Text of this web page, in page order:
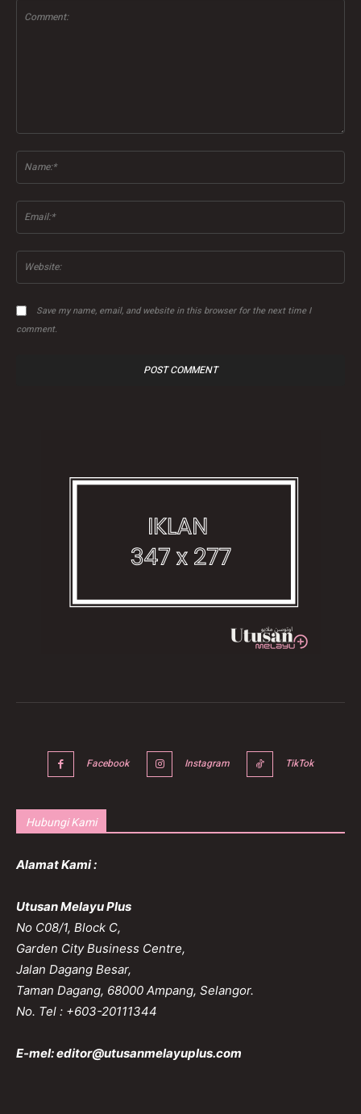
Save my name, email, and website in this browser for the next time I
comment.
Facebook Instagram TikTok
Hubungi Kami
Alamat Kami :
Utusan Melayu Plus
No C08/1, Block C,
Garden City Business Centre,
Jalan Dagang Besar,
Taman Dagang, 68000 Ampang, Selangor.
No. Tel : +603-20111344
E-mel:editor@utusanmelayuplus.com